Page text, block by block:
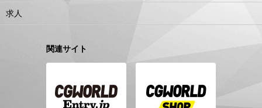
求人
関連サイト